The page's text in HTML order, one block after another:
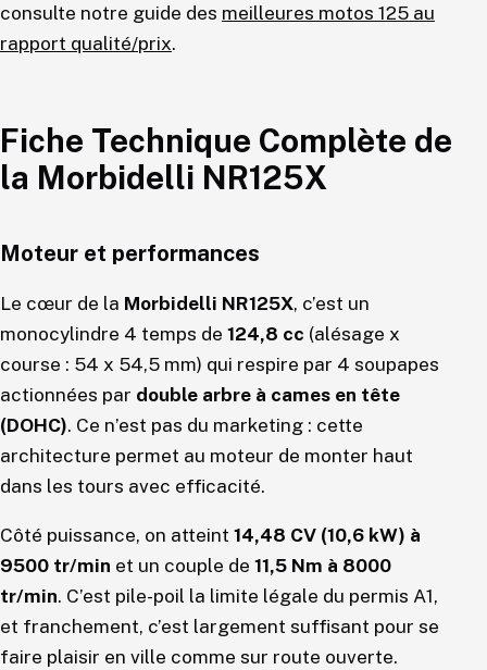
consulte notre guide des meilleures motos 125 au
rapport qualité/prix.
Fiche Technique Complète de
la Morbidelli NR125X
Moteur et performances
Le cœur de la Morbidelli NR125X, c’est un
monocylindre 4 temps de 124,8 cc (alésage x
course : 54 x 54,5 mm) qui respire par 4 soupapes
actionnées par double arbre à cames en tête
(DOHC). Ce n’est pas du marketing : cette
architecture permet au moteur de monter haut
dans les tours avec efficacité.
Côté puissance, on atteint 14,48 CV (10,6 kW) à
9500 tr/min et un couple de 11,5 Nm à 8000
tr/min. C’est pile-poil la limite légale du permis A1,
et franchement, c’est largement suffisant pour se
faire plaisir en ville comme sur route ouverte.